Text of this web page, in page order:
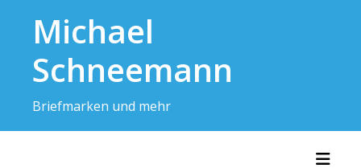
contentMichael
Schneemann
Briefmarken und mehr